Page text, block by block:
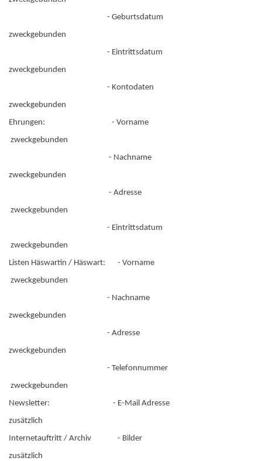
- Geburtsdatum
zweckgebunden
- Eintrittsdatum
zweckgebunden
- Kontodaten
zweckgebunden
Ehrungen: - Vorname
zweckgebunden
- Nachname
zweckgebunden
- Adresse
zweckgebunden
- Eintrittsdatum
zweckgebunden
Listen Häswartin / Häswart: - Vorname
zweckgebunden
- Nachname
zweckgebunden
- Adresse
zweckgebunden
- Telefonnummer
zweckgebunden
Newsletter: - E-Mail Adresse
zusätzlich
Internetauftritt / Archiv - Bilder
zusätzlich